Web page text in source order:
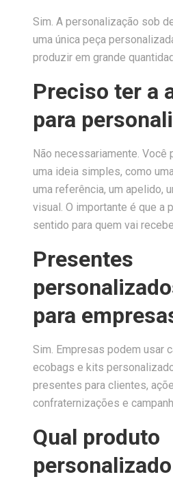
Sim. A personalização sob
uma única peça
produzir em grande
Preciso ter a
para
Não necessariamente. Você
uma ideia simples, como
uma referência, um apelido,
visual. O importante é que a
sentido para quem vai
Presentes
para
Sim. Empresas podem usar
ecobags e kits
presentes para clientes,
confraternizações e
Qual produto